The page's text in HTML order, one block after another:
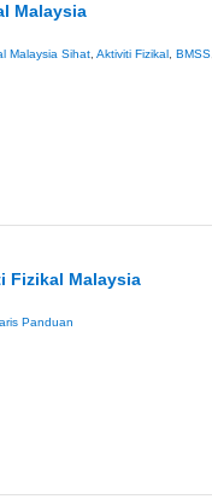
Malaysia
Malaysia Sihat Aktiviti Fizikal BMSS
Fizikal Malaysia
Panduan